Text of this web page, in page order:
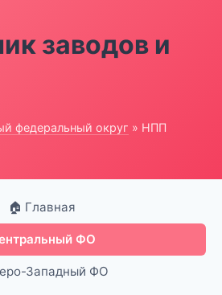
заводов и
федеральный округ » НПП
🏠 Главная
ФО
Западный ФО